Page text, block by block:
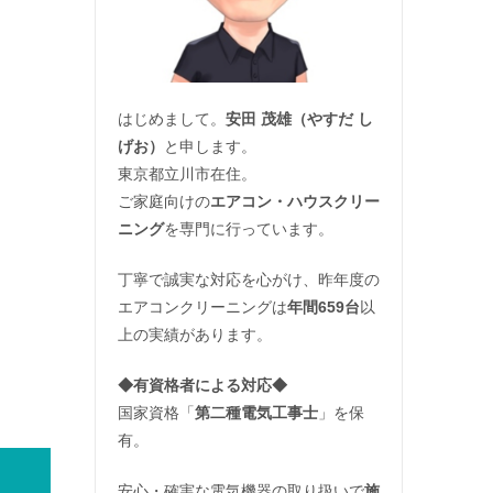
はじめまして。 安田 茂雄（やすだ し
げお）
と申します。
東京都立川市在住。
ご家庭向けのエアコン・ハウスクリー
ニングを専門に行っています。
丁寧で誠実な対応を心がけ、昨年度の
エアコンクリーニングは年間659台以
上の実績があります。
◆有資格者による対応◆
国家資格「第二種電気工事士 」を保
有。